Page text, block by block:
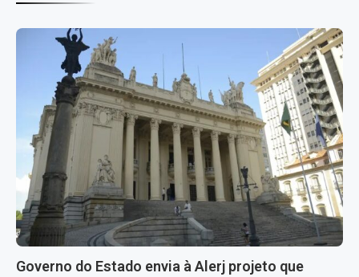
Governo do Estado envia à Alerj projeto que